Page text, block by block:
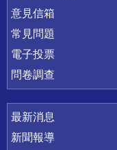
意見信箱
常見問題
電子投票
問卷調查
最新消息
新聞報導